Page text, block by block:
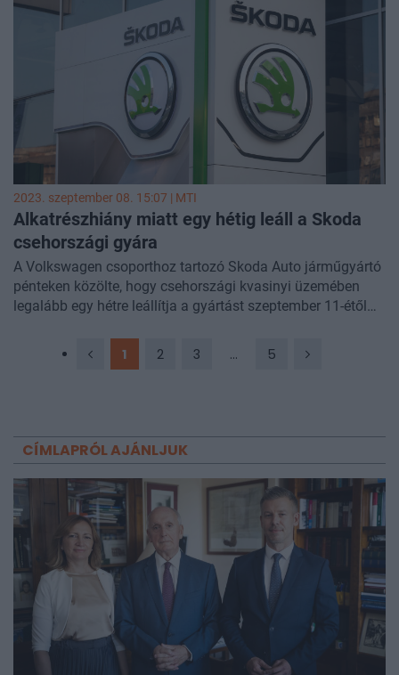
2023. szeptember 08. 15:07 | MTI
Alkatrészhiány miatt egy hétig leáll a Skoda
csehországi gyára
A Volkswagen csoporthoz tartozó Skoda Auto járműgyártó
pénteken közölte, hogy csehországi kvasinyi üzemében
legalább egy hétre leállítja a gyártást szeptember 11-étől
1 2 3 ... 5
CÍMLAPRÓL AJÁNLJUK